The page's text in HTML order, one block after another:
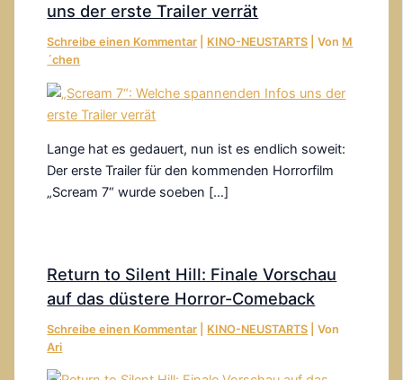
uns der erste Trailer verrät
Schreibe einen Kommentar KINO-NEUSTARTS | Von M
´chen
Lange hat es gedauert, nun ist es endlich soweit:
Der erste Trailer für den kommenden Horrorfilm
„Scream 7“ wurde soeben […]
Return to Silent Hill: Finale Vorschau
auf das düstere Horror-Comeback
Schreibe einen Kommentar KINO-NEUSTARTS | Von
Ari